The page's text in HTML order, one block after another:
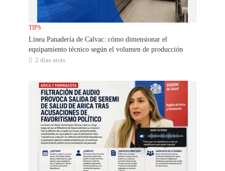
TIPS
Línea Panadería de Calvac: cómo dimensionar el
equipamiento técnico según el volumen de producción
2 días atrás